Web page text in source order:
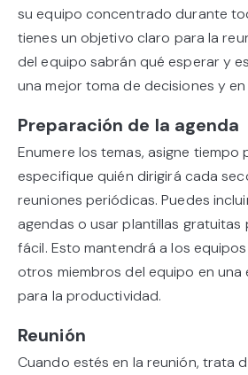
su equipo concentrado durante
tienes un objetivo claro para la
del equipo sabrán qué esperar y
una mejor toma de decisiones y en
Preparación de la agenda
Enumere los temas, asigne tiempo
especifique quién dirigirá cada
reuniones periódicas. Puedes
agendas o usar plantillas gratuitas
fácil. Esto mantendrá a los
otros miembros del equipo en
para la productividad.
Reunión
Cuando estés en la reunión, trata